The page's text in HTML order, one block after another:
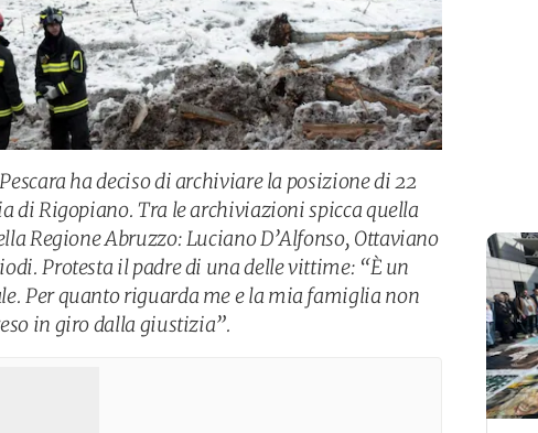
ha deciso di archiviare la posizione di 22
di Rigopiano. Tra le archiviazioni spicca quella
Regione Abruzzo: Luciano D’Alfonso, Ottaviano
Protesta il padre di una delle vittime: “È un
Per quanto riguarda me e la mia famiglia non
in giro dalla giustizia”.